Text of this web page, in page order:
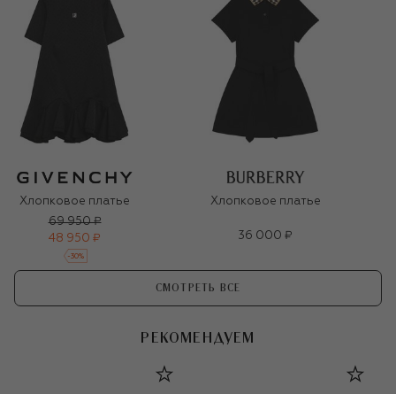
Хлопковое платье
69 950 ₽
48 950 ₽
-30%
Хлопковое платье
36 000 ₽
СМОТРЕТЬ ВСЕ
РЕКОМЕНДУЕМ